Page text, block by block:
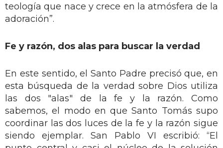
teología que nace y crece en la atmósfera de la
adoración”.
Fe y razón, dos alas para buscar la verdad
En este sentido, el Santo Padre precisó que, en
esta búsqueda de la verdad sobre Dios utiliza
las dos "alas" de la fe y la razón. Como
sabemos, el modo en que Santo Tomás supo
coordinar las dos luces de la fe y la razón sigue
siendo ejemplar. San Pablo VI escribió: “El